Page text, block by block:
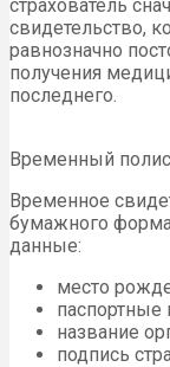
страхователь
свидетельство,
равнозначно
получения
последнего.
Временный
Временное
бумажного
данные:
место
название
подпись